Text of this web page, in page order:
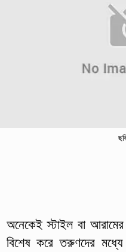
অনেকেই স্টাইল বা
বিশেষ করে তরুণদের